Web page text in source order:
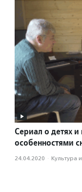
Сериал о детях
особенностями
24.04.2020 · Культура